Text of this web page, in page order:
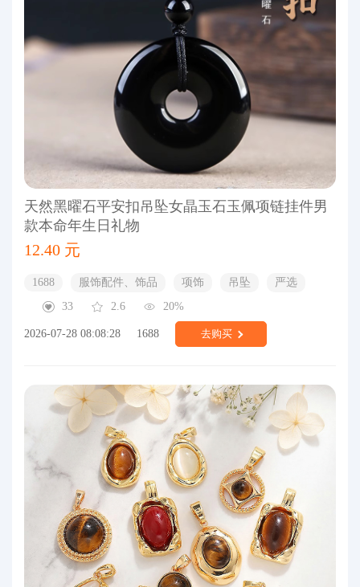
天然黑曜石平安扣吊坠女晶玉石玉佩项链挂件男
款本命年生日礼物
12.40 元
1688 服饰配件、饰品 项饰 吊坠
严选
33
2.6 20%
2026-07-28 08:08:28 1688 去购买